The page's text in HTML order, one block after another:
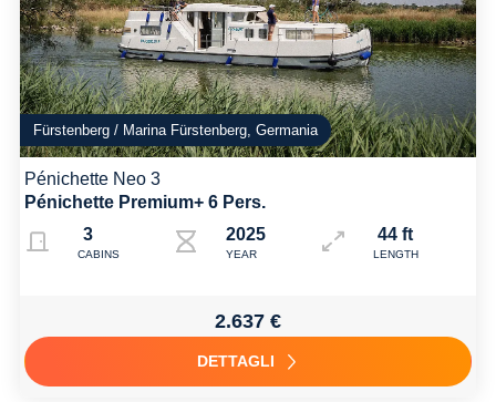
Fürstenberg / Marina Fürstenberg, Germania
Pénichette Neo 3
Pénichette Premium+ 6 Pers.
3
CABINS
2025
YEAR
44 ft
LENGTH
2.637 €
DETTAGLI